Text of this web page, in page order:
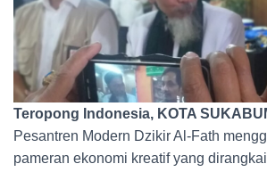
Teropong Indonesia, KOTA
Pesantren Modern Dzikir Al-Fath
pameran ekonomi kreatif yang